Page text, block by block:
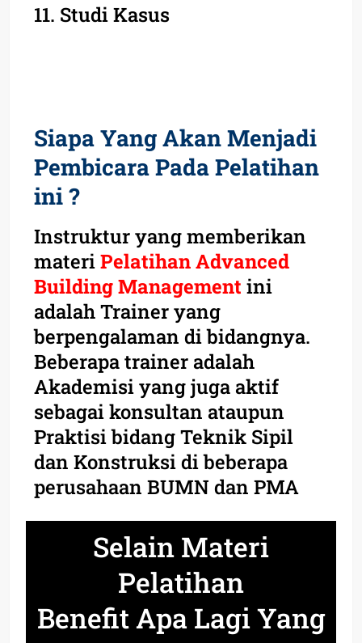
11. Studi Kasus
Siapa Yang Akan Menjadi
Pembicara Pada Pelatihan
ini ?
Instruktur yang memberikan
materiPelatihan Advanced
Building Management ini
adalah Trainer yang
berpengalaman di bidangnya.
Beberapa trainer adalah
Akademisi yang juga aktif
sebagai konsultan ataupun
Praktisi bidang Teknik Sipil
dan Konstruksi di beberapa
perusahaan BUMN dan PMA
Selain Materi
Pelatihan
Benefit Apa Lagi Yang